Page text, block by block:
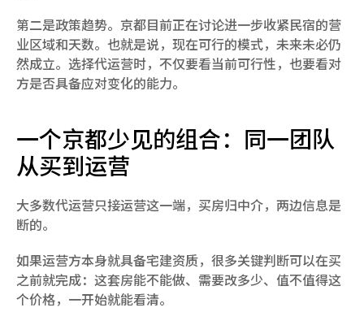
第二是政策趋势。京都目前正在讨论进一步收紧民宿的营
业区域和天数。也就是说，现在可行的模式，未来未必仍
然成立。选择代运营时，不仅要看当前可行性，也要看对
方是否具备应对变化的能力。
一个京都少见的组合：同一团队
从买到运营
大多数代运营只接运营这一端，买房归中介，两边信息是
断的。
如果运营方本身就具备宅建资质，很多关键判断可以在买
之前就完成：这套房能不能做、需要改多少、值不值得这
个价格，一开始就能看清。